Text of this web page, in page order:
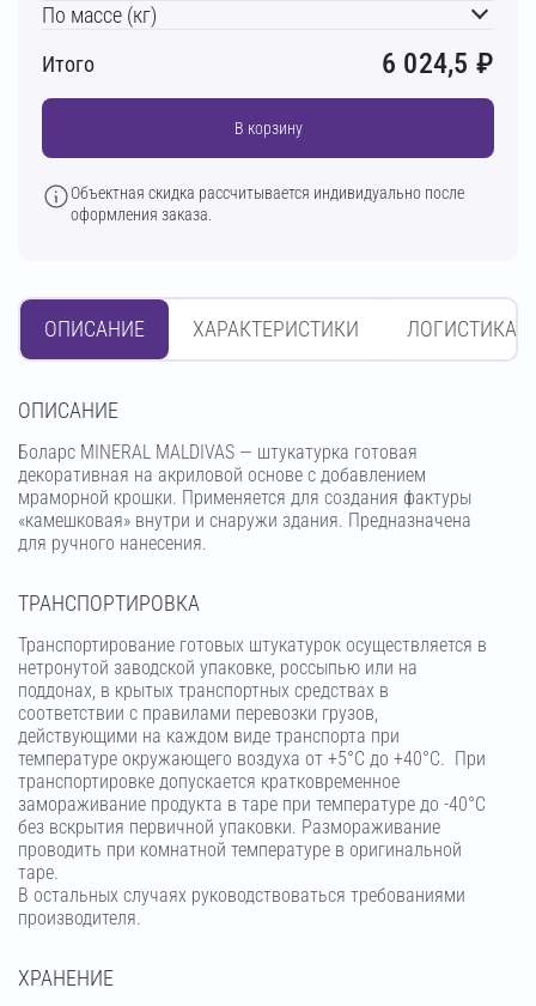
По массе (кг)
Итого
6 024,5 ₽
В корзину
Объектная скидка рассчитывается индивидуально после
оформления заказа.
ОПИСАНИЕ ХАРАКТЕРИСТИКИ ЛОГИСТИКА
OПИСАНИЕ
Боларс MINERAL MALDIVAS — штукатурка готовая
декоративная на акриловой основе с добавлением
мраморной крошки. Применяется для создания фактуры
«камешковая» внутри и снаружи здания. Предназначена
для ручного нанесения.
ТРАНСПОРТИРОВКА
Транспортирование готовых штукатурок осуществляется в
нетронутой заводской упаковке, россыпью или на
поддонах, в крытых транспортных средствах в
соответствии с правилами перевозки грузов,
действующими на каждом виде транспорта при
температуре окружающего воздуха от +5°С до +40°С. При
транспортировке допускается кратковременное
замораживание продукта в таре при температуре до -40°С
без вскрытия первичной упаковки. Размораживание
проводить при комнатной температуре в оригинальной
таре.
В остальных случаях руководствоваться требованиями
производителя.
ХРАНЕНИЕ